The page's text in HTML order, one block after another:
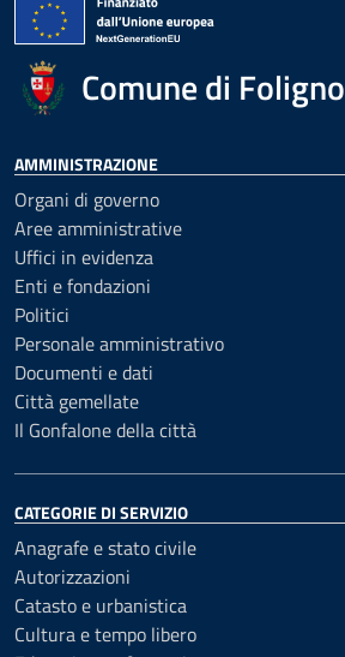
Comune di Foligno
AMMINISTRAZIONE
Organi di governo
Aree amministrative
Uffici in evidenza
Enti e fondazioni
Politici
Personale amministrativo
Documenti e dati
Città gemellate
Il Gonfalone della città
CATEGORIE DI SERVIZIO
Anagrafe e stato civile
Autorizzazioni
Catasto e urbanistica
Cultura e tempo libero